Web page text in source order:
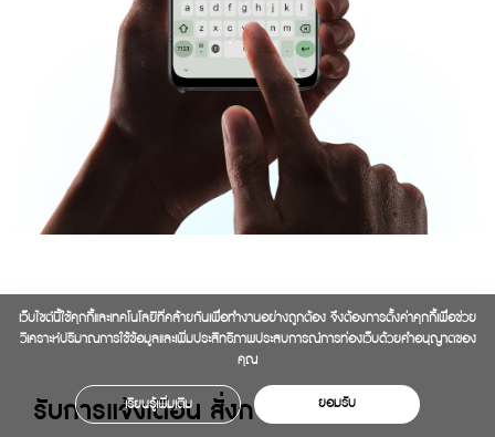
รับการแจ้งเตือน สั่งการได้ง่ายดาย
เว็บไซต์นี้ใช้คุกกี้และเทคโนโลยีที่คล้ายกันเพื่อทำงานอย่างถูกต้อง จึงต้องการตั้งค่าคุกกี้เพื่อช่วย
วิเคราะห์ปริมาณการใช้ข้อมูลและเพิ่มประสิทธิภาพประสบการณ์การท่องเว็บด้วยคำอนุญาตของ
คุณ
เรียนรู้เพิ่มเติม ยอมรับ